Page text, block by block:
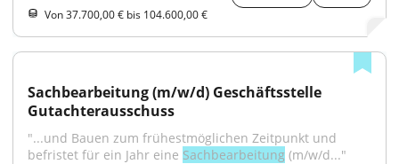
Von 37.700,00 € bis 104.600,00 €
Sachbearbeitung (m/w/d) Geschäftsstelle
Gutachterausschuss
"...und Bauen zum frühestmöglichen Zeitpunkt und
befristet für ein Jahr eine Sachbearbeitung (m/w/d..."